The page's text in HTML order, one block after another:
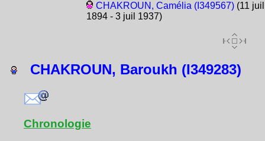
CHAKROUN, Camélia (I349567)(11 juil
1894 - 3 juil 1937)
CHAKROUN, Baroukh (I349283)
Chronologie